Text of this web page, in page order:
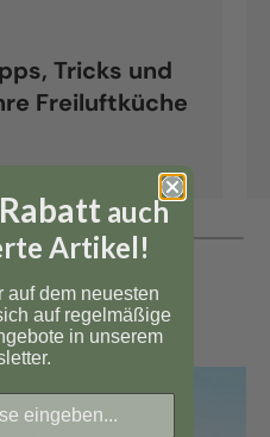
Tricks und
Freiluftküche
auch
Artikel!
auf dem neuesten
auf regelmäßige
in unserem